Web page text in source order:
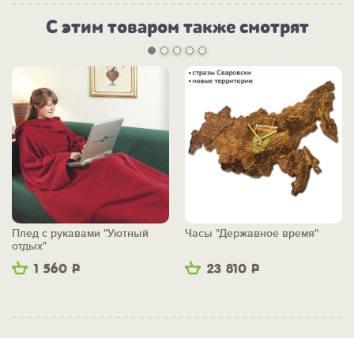
С этим товаром также смотрят
1 560 Р
Плед с рукавами "Уютный
отдых"
23 810 Р
Часы "Державное время"